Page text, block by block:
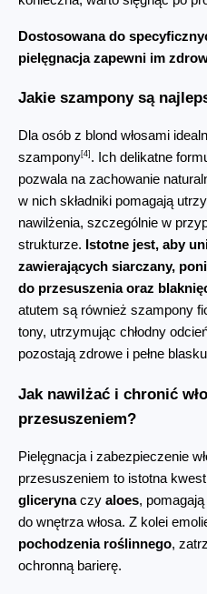
Dostosowana do
pielęgnacja zapewni im
Jakie szampony są
Dla osób z blond włosami
szampony [4] . Ich delikatne
pozwala na zachowanie
w nich składniki pomagają
nawilżenia, szczególnie w
strukturze. Istotne jest, aby
zawierających siarczany,
do przesuszenia oraz
atutem są również szampony
tony, utrzymując chłodny
pozostają zdrowe i pełne
Jak nawilżać i chronić
przesuszeniem?
Pielęgnacja i zabezpieczenie
gliceryna czy aloes,
do wnętrza włosa. Z kolei
pochodzenia roślinnego,
ochronną barierę.